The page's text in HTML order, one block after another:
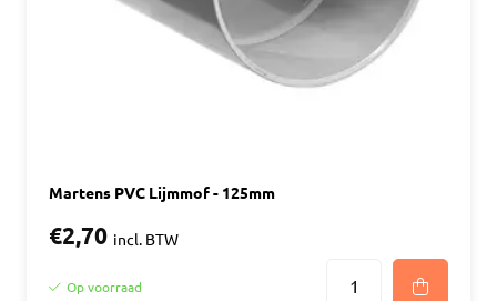
Martens PVC Lijmmof - 125mm
€2,70 incl. BTW
Op voorraad